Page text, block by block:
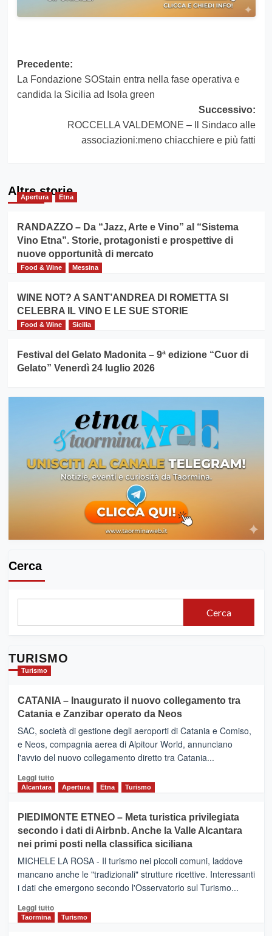
Navigazione
articolo
Precedente:
La Fondazione SOStain entra nella fase operativa e
candida la Sicilia ad Isola green
Successivo:
ROCCELLA VALDEMONE – Il Sindaco alle
associazioni:meno chiacchiere e più fatti
Altre storie
Apertura Etna
RANDAZZO – Da “Jazz, Arte e Vino” al “Sistema
Vino Etna”. Storie, protagonisti e prospettive di
nuove opportunità di mercato
Food & Wine Messina
WINE NOT? A SANT’ANDREA DI ROMETTA SI
CELEBRA IL VINO E LE SUE STORIE
Food & Wine Sicilia
Festival del Gelato Madonita – 9ª edizione “Cuor di
Gelato” Venerdì 24 luglio 2026
Cerca
Cerca
TURISMO
Turismo
CATANIA – Inaugurato il nuovo collegamento tra
Catania e Zanzibar operato da Neos
SAC, società di gestione degli aeroporti di Catania e Comiso,
e Neos, compagnia aerea di Alpitour World, annunciano
l'avvio del nuovo collegamento diretto tra Catania...
Leggi tuttoLeggi
CATANIA
–
Inaugurato
il
nuovo
collegamento
tra
e
Zanzibar
Alcantara Apertura Etna Turismo
PIEDIMONTE ETNEO – Meta turistica privilegiata
secondo i dati di Airbnb. Anche la Valle Alcantara
nei primi posti nella classifica siciliana
MICHELE LA ROSA - Il turismo nei piccoli comuni, laddove
mancano anche le "tradizionali" strutture ricettive. Interessanti
i dati che emergono secondo l'Osservatorio sul Turismo...
Leggi tuttoLeggi
Taormina Turismo